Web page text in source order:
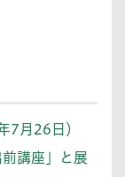
7月26日）
講座」と展